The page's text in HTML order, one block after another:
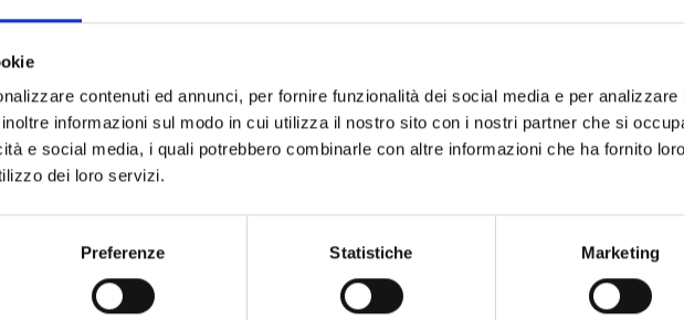
contenuti ed annunci, per fornire funzionalità dei social media e per analizzare
informazioni sul modo in cui utilizza il nostro sito con i nostri partner che si
e social media, i quali potrebbero combinarle con altre informazioni che ha fornito
dei loro servizi.
Preferenze Statistiche Marketing
la sede di Image, sabato 5 ottobre, dalle ore 10 alle 17.30: